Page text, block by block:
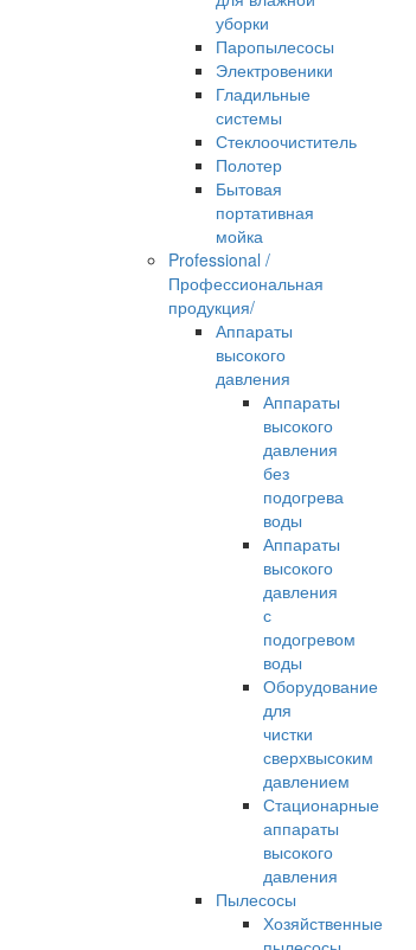
уборки
Паропылесосы
Электровеники
Гладильные
системы
Стеклоочиститель
Полотер
Бытовая
портативная
мойка
Professional /
Профессиональная
продукция/
Аппараты
высокого
давления
Аппараты
высокого
давления
без
подогрева
воды
Аппараты
высокого
давления
с
подогревом
воды
Оборудование
для
чистки
сверхвысоким
давлением
Стационарные
аппараты
высокого
давления
Пылесосы
Хозяйственные